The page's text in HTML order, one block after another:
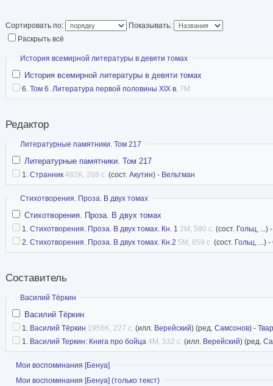
Сортировать по:
Показывать:
Раскрыть всё
Скрыть
История всемирной литературы в девяти томах
История всемирной литературы в девяти томах
6. Том 6. Литература первой половины XIX в. 7M
Редактор
Скрыть
Литературные памятники. Том 217
Литературные памятники. Том 217
1. Странник 482K, 208 с. (сост. Акутин) - Вельтман
Скрыть
Стихотворения. Проза. В двух томах
Стихотворения. Проза. В двух томах
1. Стихотворения. Проза. В двух томах. Кн. 1 2M, 580 с. (сост. Гольц, ...)
2. Стихотворения. Проза. В двух томах. Кн.2 5M, 659 с. (сост. Гольц, ...) -
Составитель
Скрыть
Василий Тёркин
Василий Тёркин
1. Василий Тёркин 1956K, 227 с. (илл. Верейский) (ред. Самсонов) -
1. Василий Теркин: Книга про бойца 4M, 532 с. (илл. Верейский) (ред.
Показать
Мои воспоминания [Бенуа]
Показать
Мои воспоминания [Бенуа] (только текст)